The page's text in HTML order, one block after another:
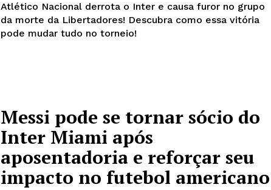
Atlético Nacional derrota o Inter e causa furor no grupo
da morte da Libertadores! Descubra como essa vitória
pode mudar tudo no torneio!
Messi pode se tornar sócio do
Inter Miami após
aposentadoria e reforçar seu
impacto no futebol americano